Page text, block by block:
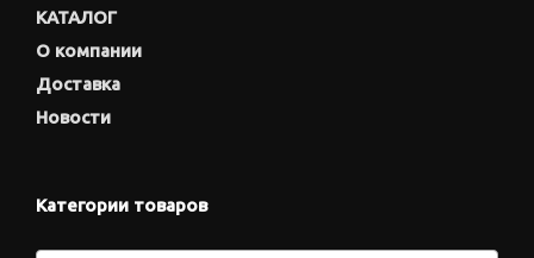
КАТАЛОГ
О компании
Доставка
Новости
Категории товаров